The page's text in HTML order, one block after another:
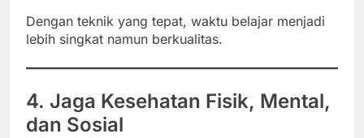
Dengan teknik yang tepat, waktu belajar menjadi
lebih singkat namun berkualitas.
4. Jaga Kesehatan Fisik, Mental,
dan Sosial